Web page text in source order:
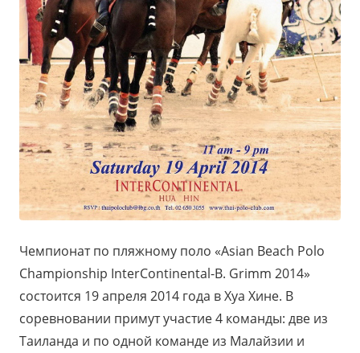
Чемпионат по пляжному поло «Asian Beach Polo
Championship InterContinental-B. Grimm 2014»
состоится 19 апреля 2014 года в Хуа Хине. В
соревновании примут участие 4 команды: две из
Таиланда и по одной команде из Малайзии и